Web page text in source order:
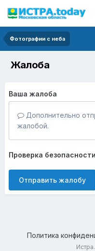
Фотографии с неба
Жалоба
Ваша жалоба
Дополнительно
жалобой.
Проверка безопасности
Отправить жалобу
Политика